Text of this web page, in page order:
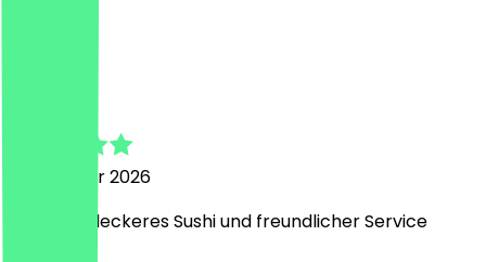
20. Februar 2026
Sehr Sehr leckeres Sushi und freundlicher Service